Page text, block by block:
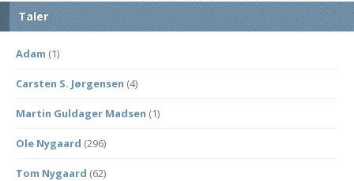
Taler
Adam (1)
Carsten S. Jørgensen (4)
Martin Guldager Madsen (1)
Ole Nygaard (296)
Tom Nygaard (62)